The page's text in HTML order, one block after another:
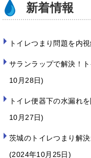
新着情報
トイレつまり問題を内
サランラップで解決！
10月28日
トイレ便器下の水漏れ
10月27日
茨城のトイレつまり解
2024年10月25日